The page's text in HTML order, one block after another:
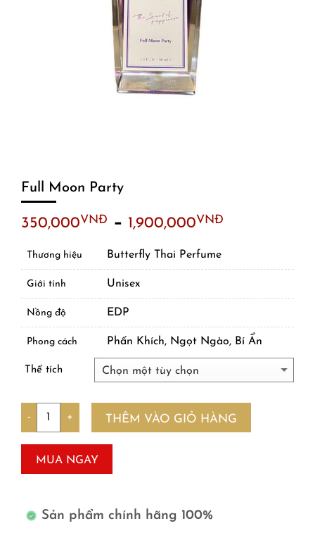
Full Moon Party
350,000VNĐ – 1,900,000VNĐ
Thương hiệu Butterfly Thai Perfume
Giới tính Unisex
Nồng độ EDP
Phong cách Phấn Khích, Ngọt Ngào, Bí Ẩn
Thể tích
Số lượng
THÊM VÀO GIỎ HÀNG
MUA NGAY
Sản phẩm chính hãng 100%